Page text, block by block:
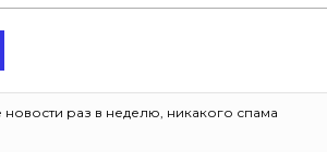
раз в неделю, никакого спама